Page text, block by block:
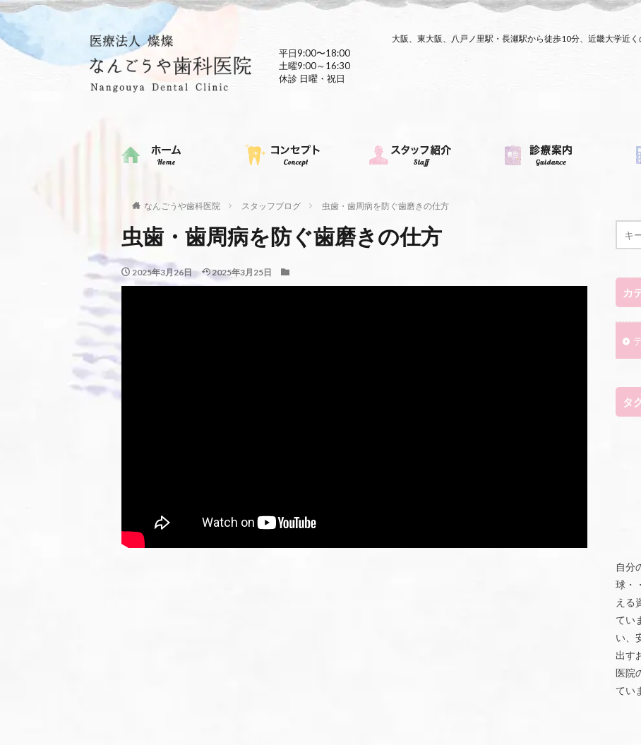
大阪、東大阪、八戸ノ里駅・長瀬駅から徒歩10分、近畿大学近
平日9:00〜18:00
土曜9:00～16:30
休診 日曜・祝日
なんごうや歯科医院 スタッフブログ 虫歯・歯周病を防ぐ歯磨きの仕方
虫歯・歯周病を防ぐ歯磨きの仕方
2025年3月26日 2025年3月25日
カ
タ
自分
球・
える
てい
い、
出す
医院
てい